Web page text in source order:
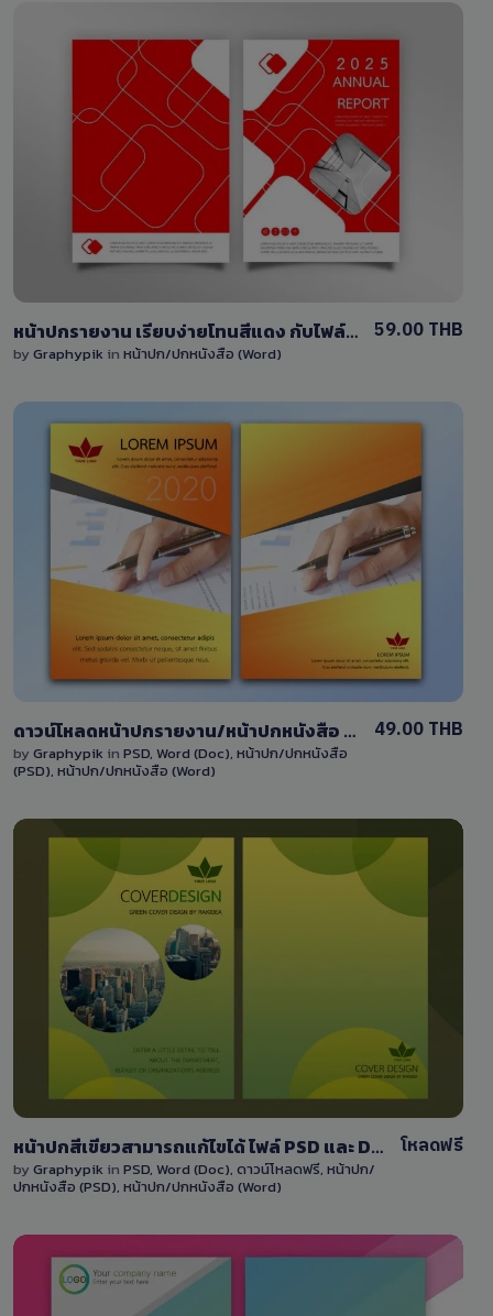
View Details
4 Sales
หน้าปกรายงาน เรียบง่ายโทนสีแดง กับไฟล์ DOCX แก้ไขได้ง่าย
by Graphypik in หน้าปก/ปกหนังสือ (Word)
59.00 THB
View Details
3 Sales
ดาวน์โหลดหน้าปกรายงาน/หน้าปกหนังสือ โทนสีส้ม ไฟล์ PSD และ DOCX สามารถแก้ไขได้
by Graphypik in PSD, Word (Doc), หน้าปก/ปกหนังสือ
(PSD), หน้าปก/ปกหนังสือ (Word)
49.00 THB
View Details
หน้าปกสีเขียวสามารถแก้ไขได้ ไฟล์ PSD และ DOCX พร้อมภาพพื้นหลัง
by Graphypik in PSD, Word (Doc), ดาวน์โหลดฟรี, หน้าปก/
ปกหนังสือ (PSD), หน้าปก/ปกหนังสือ (Word)
โหลดฟรี